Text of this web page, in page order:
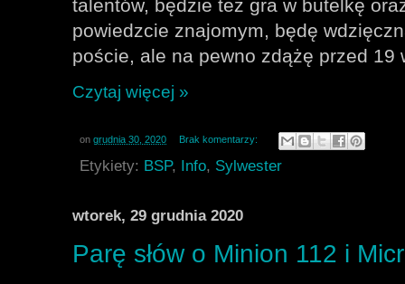
talentów, będzie też gra w butelkę
powiedzcie znajomym, będę
poście, ale na pewno zdążę przed
Czytaj więcej »
on grudnia 30, 2020 Brak komentarzy:
Etykiety: BSP, Info, Sylwester
wtorek, 29 grudnia 2020
Parę słów o Minion 112 i